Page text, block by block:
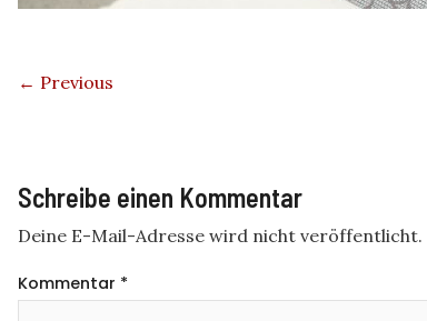
← Previous
Schreibe einen Kommentar
Deine E-Mail-Adresse wird nicht veröffentlicht.
Kommentar *